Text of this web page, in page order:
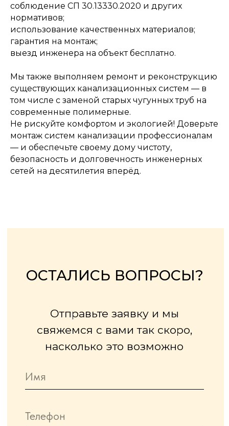
соблюдение СП 30.13330.2020 и других
нормативов;
использование качественных материалов;
гарантия на монтаж;
выезд инженера на объект бесплатно.
Мы также выполняем ремонт и реконструкцию
существующих канализационных систем — в
том числе с заменой старых чугунных труб на
современные полимерные.
Не рискуйте комфортом и экологией! Доверьте
монтаж систем канализации профессионалам
— и обеспечьте своему дому чистоту,
безопасность и долговечность инженерных
сетей на десятилетия вперёд.